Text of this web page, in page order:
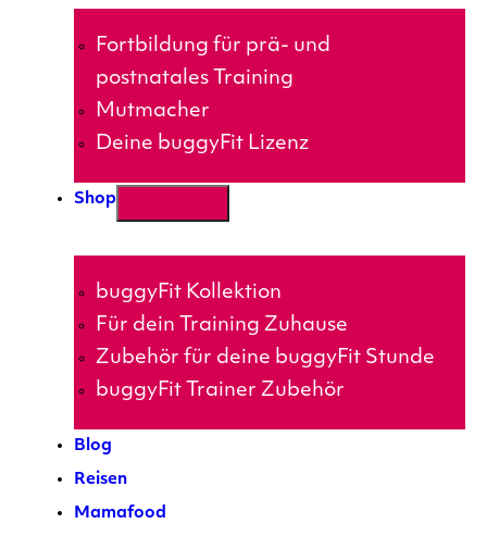
Fortbildung für prä- und
postnatales Training
Mutmacher
Deine buggyFit Lizenz
Shop
buggyFit Kollektion
Für dein Training Zuhause
Zubehör für deine buggyFit Stunde
buggyFit Trainer Zubehör
Blog
Reisen
Mamafood